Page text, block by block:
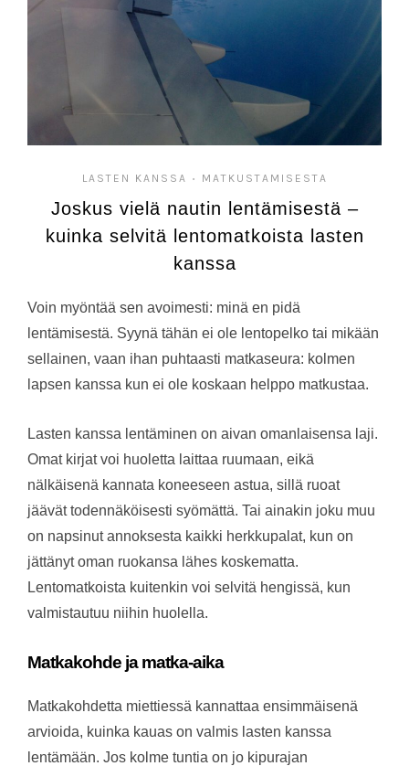
LASTEN KANSSA • MATKUSTAMISESTA
Joskus vielä nautin lentämisestä –
kuinka selvitä lentomatkoista lasten
kanssa
Voin myöntää sen avoimesti: minä en pidä
lentämisestä. Syynä tähän ei ole lentopelko tai mikään
sellainen, vaan ihan puhtaasti matkaseura: kolmen
lapsen kanssa kun ei ole koskaan helppo matkustaa.
Lasten kanssa lentäminen on aivan omanlaisensa laji.
Omat kirjat voi huoletta laittaa ruumaan, eikä
nälkäisenä kannata koneeseen astua, sillä ruoat
jäävät todennäköisesti syömättä. Tai ainakin joku muu
on napsinut annoksesta kaikki herkkupalat, kun on
jättänyt oman ruokansa lähes koskematta.
Lentomatkoista kuitenkin voi selvitä hengissä, kun
valmistautuu niihin huolella.
Matkakohde ja matka-aika
Matkakohdetta miettiessä kannattaa ensimmäisenä
arvioida, kuinka kauas on valmis lasten kanssa
lentämään. Jos kolme tuntia on jo kipurajan